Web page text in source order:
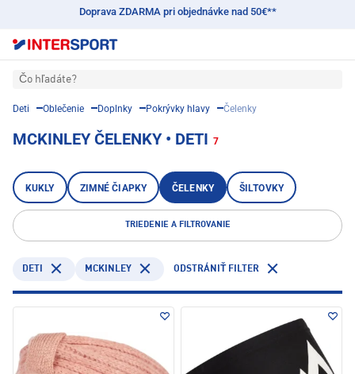
Doprava ZDARMA pri objednávke nad 50€**
Čo hľadáte?
Deti Oblečenie Doplnky Pokrývky hlavy Čelenky
MCKINLEY ČELENKY • DETI 7
KUKLY ZIMNÉ ČIAPKY ČELENKY ŠILTOVKY
TRIEDENIE A FILTROVANIE
DETI MCKINLEY ODSTRÁNIŤ FILTER